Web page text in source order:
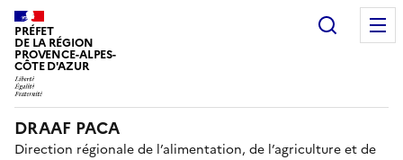
PRÉFET
DE LA RÉGION
PROVENCE-ALPES-
CÔTE D'AZUR
DRAAF PACA
Direction régionale de l’alimentation, de l’agriculture et de